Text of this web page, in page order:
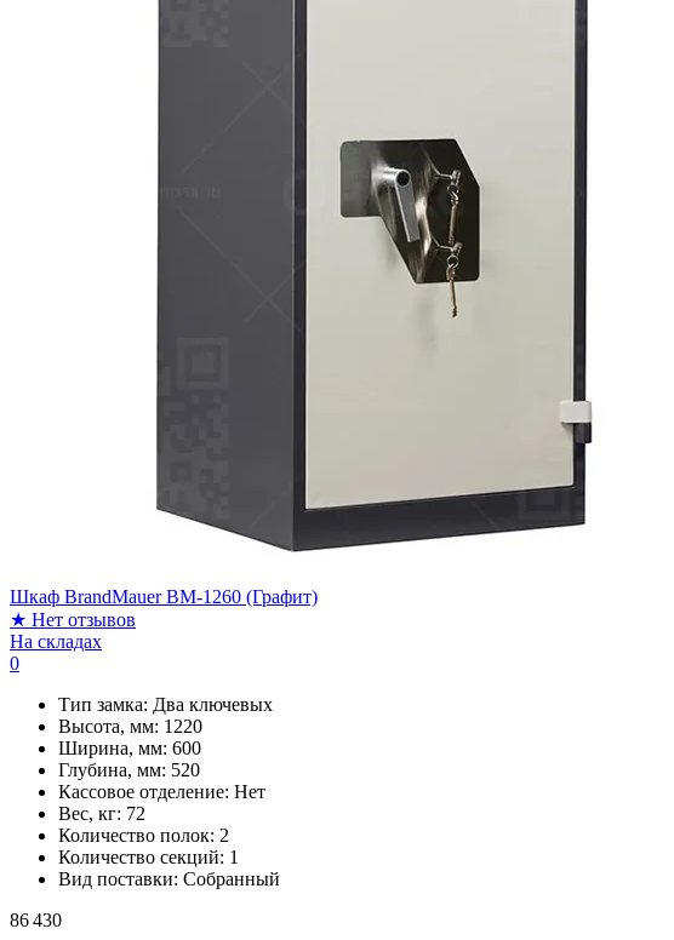
Шкаф BrandMauer BM-1260 (Графит)
★ Нет отзывов
На складах
0
Тип замка: Два ключевых
Высота, мм: 1220
Ширина, мм: 600
Глубина, мм: 520
Кассовое отделение: Нет
Вес, кг: 72
Количество полок: 2
Количество секций: 1
Вид поставки: Собранный
86 430